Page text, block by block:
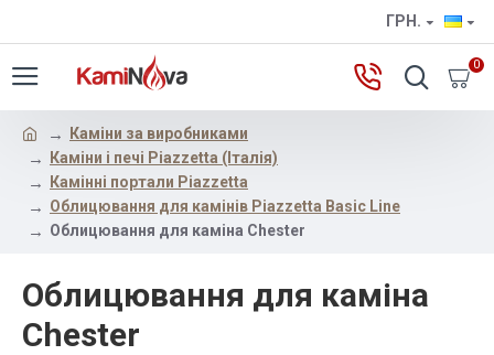
ГРН.
0
Каміни за виробниками
Каміни і печі Piazzetta (Італія)
Камінні портали Piazzetta
Облицювання для камінів Piazzetta Basic Line
Облицювання для каміна Chester
Облицювання для каміна
Chester